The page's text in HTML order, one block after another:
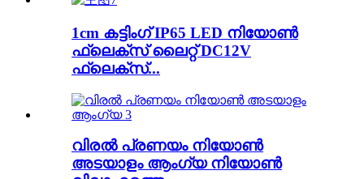
1cm കട്ടിംഗ് IP65 LED നിയോൺ
ഫ്ലെക്സ് ലൈറ്റ് DC12V
ഫ്ലെക്സ്...
വിരൽ പ്രണയം നിയോൺ
അടയാളം ആംഗ്യ നിയോൺ